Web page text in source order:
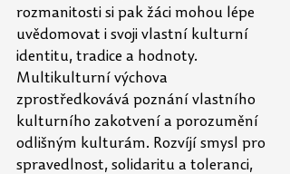
rozmanitosti si pak žáci mohou lépe
uvědomovat i svoji vlastní kulturní
identitu, tradice a hodnoty.
Multikulturní výchova
zprostředkovává poznání vlastního
kulturního zakotvení a porozumění
odlišným kulturám. Rozvíjí smysl pro
spravedlnost, solidaritu a toleranci,